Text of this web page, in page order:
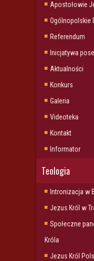
Apostołowie
Ogólnopolskie
Referendum
Inicjatywa
Aktualności
Konkurs
Galeria
Videoteka
Kontakt
Informator
Teologia
Intronizacja w
Jezus Król w
Społeczne
Króla
Jezus Król